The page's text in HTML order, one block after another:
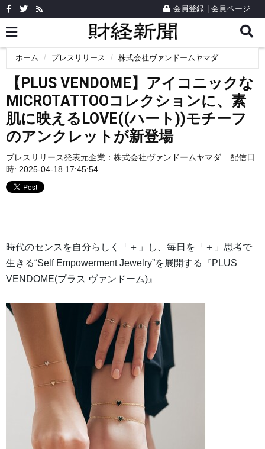
会員登録 会員ページ
ホーム プレスリリース 株式会社ヴァンドームヤマダ
【PLUS VENDOME】アイコニックな
MICROTATTOOコレクションに、素
肌に映えるLOVE((ハート))モチーフ
のアンクレットが新登場
プレスリリース発表元企業： 株式会社ヴァンドームヤマダ
配信日
時: 2025-04-18 17:45:54
時代のセンスを自分らしく「＋」し、毎日を「＋」思考で
生きる“Self Empowerment Jewelry”を展開する『PLUS
VENDOME(プラス ヴァンドーム)』